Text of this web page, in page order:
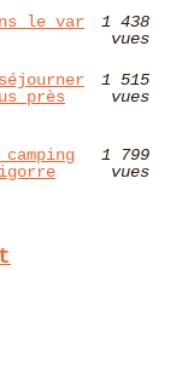
le var
1 438
vues
près
1 515
vues
1 799
vues